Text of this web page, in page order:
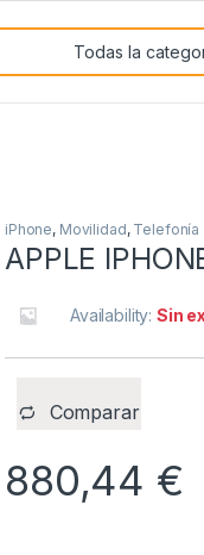
iPhone, Movilidad, Telefonía
APPLE
Availability:Sin
Comparar
880,44 €